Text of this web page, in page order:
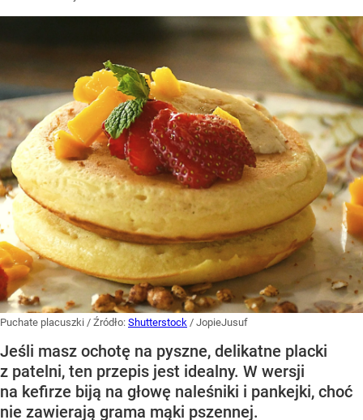
Puchate placuszki / Źródło: Shutterstock / JopieJusuf
Jeśli masz ochotę na pyszne, delikatne placki
z patelni, ten przepis jest idealny. W wersji
na kefirze biją na głowę naleśniki i pankejki, choć
nie zawierają grama mąki pszennej.